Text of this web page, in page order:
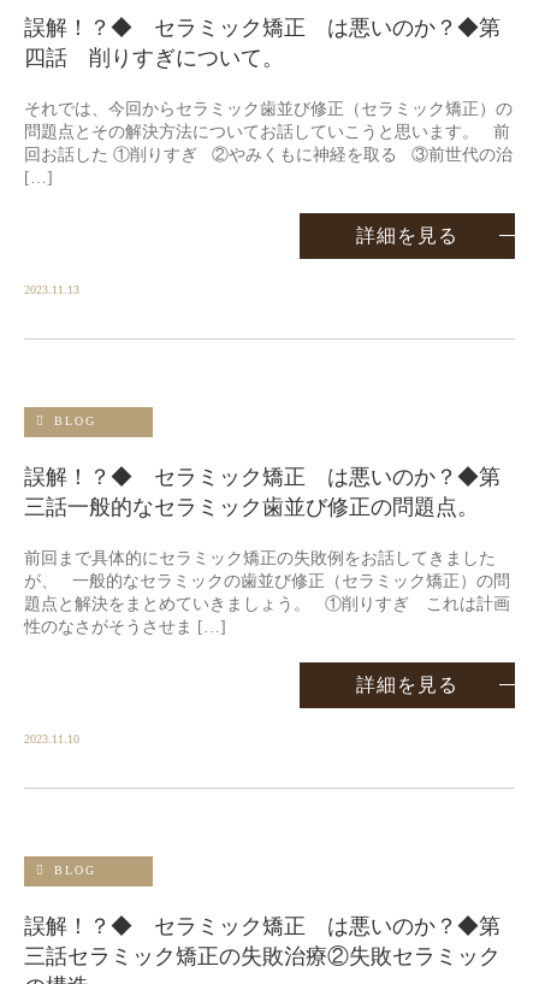
誤解！？◆ セラミック矯正 は悪いのか？◆第
四話 削りすぎについて。
それでは、今回からセラミック歯並び修正（セラミック矯正）の
問題点とその解決方法についてお話していこうと思います。 前
回お話した ①削りすぎ ②やみくもに神経を取る ③前世代の治
[…]
詳細を見る
2023.11.13
BLOG
誤解！？◆ セラミック矯正 は悪いのか？◆第
三話一般的なセラミック歯並び修正の問題点。
前回まで具体的にセラミック矯正の失敗例をお話してきました
が、 一般的なセラミックの歯並び修正（セラミック矯正）の問
題点と解決をまとめていきましょう。 ①削りすぎ これは計画
性のなさがそうさせま […]
詳細を見る
2023.11.10
BLOG
誤解！？◆ セラミック矯正 は悪いのか？◆第
三話セラミック矯正の失敗治療②失敗セラミック